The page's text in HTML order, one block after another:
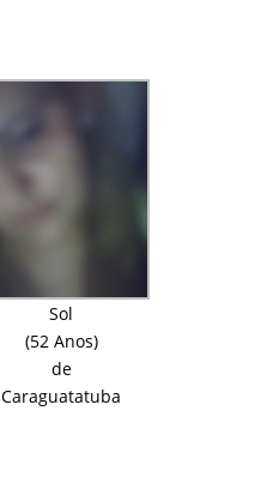
Sol
(52 Anos)
de
Caraguatatuba